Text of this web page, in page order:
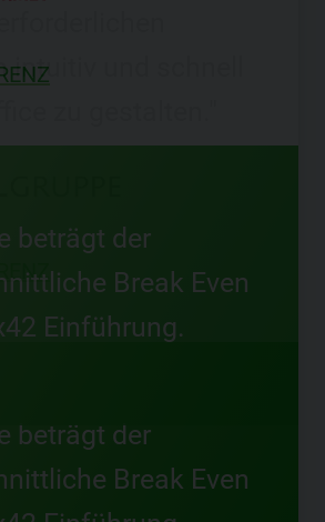
beträgt der
Break Even
Einführung.